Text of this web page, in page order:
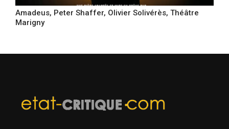
Amadeus, Peter Shaffer, Olivier Solivérès, Théâtre
Marigny